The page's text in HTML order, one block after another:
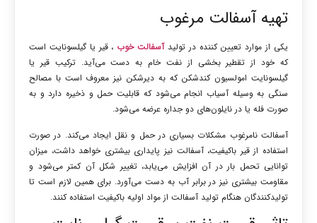
تهیه آسفالت مرغوب
یکی از موارد تعیین کننده در تولیدآسفالت خوب ، قیر یا گیلسونایت است
که خود از تقطیر بخشی از نفت خام به دست می‌آید. ترکیب قیر یا
گیلسونایت امولسیون کندشکن که به دیرشکن نیز معروف است با مصالح
سنگی به وسیله آسیاب انجام می‌شود که قابلیت حمل و ذخیره دارد و به
صورت فله یا در نایلون‌های دو جداره عرضه می‌شود.
آسفالت نامرغوب مشکلات بسیاری در حمل و نقل ایجاد می‌کند. در صورت
استفاده از قیر باکیفیت، آسفالت نیز پایداری بیشتری خواهد داشت، میزان
توانایی تحمل بار در آن افزایش می‌یابد، تغییر شکل آن کمتر می‌شود و
مقاومت بیشتری نیز در برابر آب به دست می‌آورد. برای همین لازم است تا
تولیدکنندگان هنگام تولید آسفالت از مواد اولیه باکیفیت استفاده کنند.